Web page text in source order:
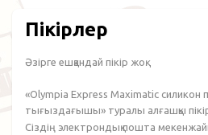
Пікірлер
Әзірге ешқандай пікір жоқ.
«Olympia Express Maximatic силикон
тығыздағышы» туралы алғашқы
Сіздің электрондық пошта